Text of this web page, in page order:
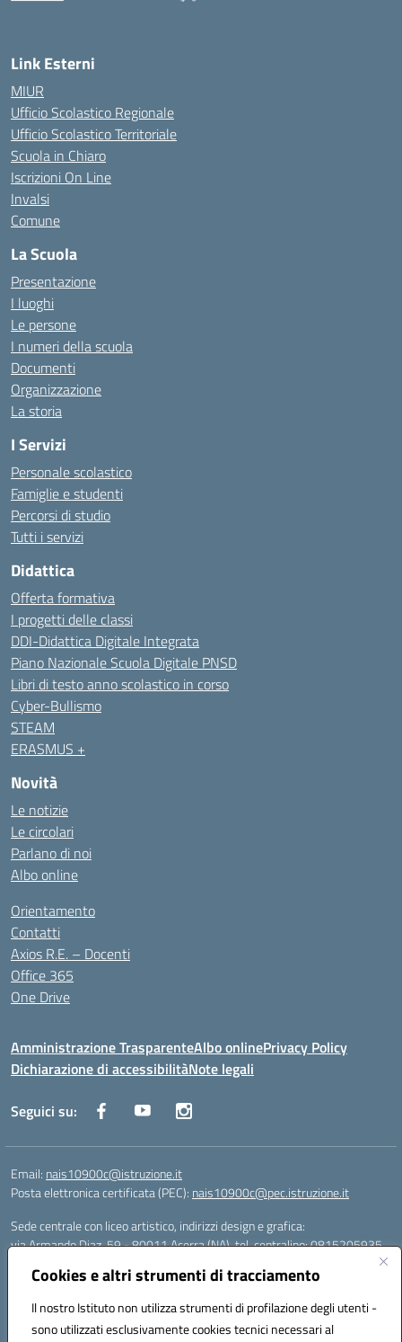
Cookies e altri strumenti di tracciamento
Il nostro Istituto non utilizza strumenti di profilazione degli utenti -
sono utilizzati esclusivamente cookies tecnici necessari al
Link Esterni
MIUR
Ufficio Scolastico Regionale
Ufficio Scolastico Territoriale
Scuola in Chiaro
Iscrizioni On Line
Invalsi
Comune
La Scuola
Presentazione
I luoghi
Le persone
I numeri della scuola
Documenti
Organizzazione
La storia
I Servizi
Personale scolastico
Famiglie e studenti
Percorsi di studio
Tutti i servizi
Didattica
Offerta formativa
I progetti delle classi
DDI-Didattica Digitale Integrata
Piano Nazionale Scuola Digitale PNSD
Libri di testo anno scolastico in corso
Cyber-Bullismo
STEAM
ERASMUS +
Novità
Le notizie
Le circolari
Parlano di noi
Albo online
Orientamento
Contatti
Axios R.E. – Docenti
Office 365
One Drive
Amministrazione TrasparenteAlbo onlinePrivacy Policy
Dichiarazione di accessibilitàNote legali
Seguici su:
Email: nais10900c@istruzione.it
Posta elettronica certificata (PEC): nais10900c@pec.istruzione.it
Sede centrale con liceo artistico, indirizzi design e grafica:
via Armando Diaz, 59 - 80011 Acerra (NA), tel. centralino: 0815205935
via T. Campanella, 80011 Acerra (NA), tel/fax: 0818850905
Sede succursale con liceo musicale:
via S. Pellico, 80011 Acerra (NA), tel: 08119660921